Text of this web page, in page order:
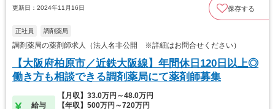
更新日：2024年11月16日 保存する
正社員 調剤薬局
調剤薬局の薬剤師求人（法人名非公開 ※詳細はお問合せください）
【大阪府柏原市／近鉄大阪線】年間休日120日以上◎
働き方も相談できる調剤薬局にて薬剤師募集
給与
【月収】33.0万円～48.0万円
【年収】500万円～720万円